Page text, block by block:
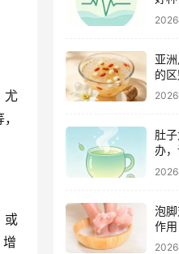
尤
或
南）
亚
的
物
2026
肚
办
泡
作
2026